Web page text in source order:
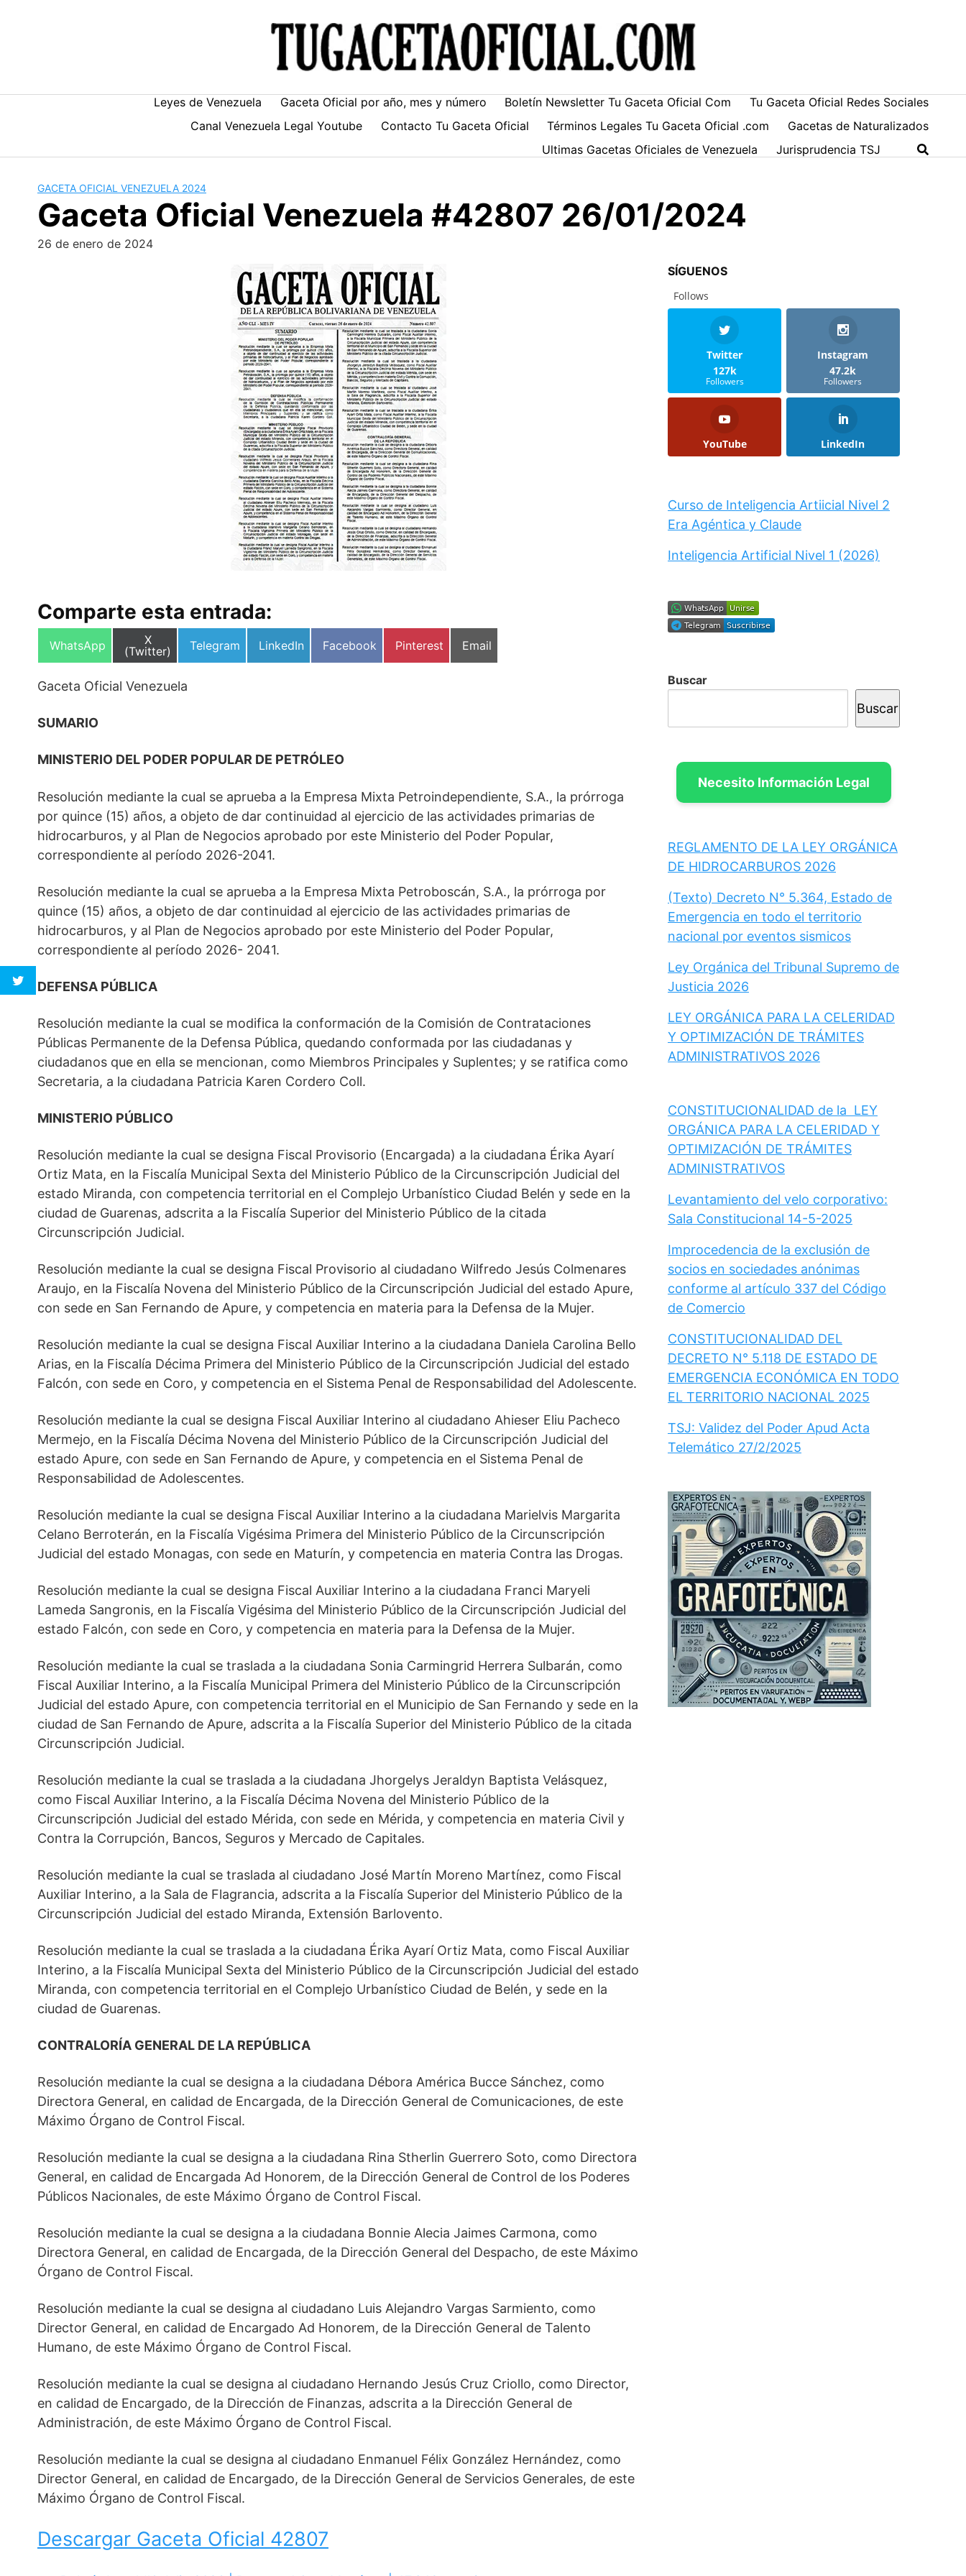
Leyes de Venezuela Gaceta Oficial por año, mes y número Boletín Newsletter Tu Gaceta Oficial Com
Tu Gaceta Oficial Redes Sociales
Canal Venezuela Legal Youtube
Contacto Tu Gaceta Oficial Términos Legales Tu Gaceta Oficial .com
Gacetas de Naturalizados
Ultimas Gacetas Oficiales de Venezuela
Jurisprudencia TSJ
GACETA OFICIAL VENEZUELA 2024
Gaceta Oficial Venezuela #42807 26/01/2024
26 de enero de 2024
Comparte esta entrada:
Compartir
WhatsApp
Compartir
en
X
(Twitter)
Compartir
Telegram
Compartir
LinkedIn
Compartir
Facebook
Compartir
Pinterest
Compartir
Email
Gaceta Oficial Venezuela
SUMARIO
MINISTERIO DEL PODER POPULAR DE PETRÓLEO
Resolución mediante la cual se aprueba a la Empresa Mixta Petroindependiente, S.A., la prórroga
por quince (15) años, a objeto de dar continuidad al ejercicio de las actividades primarias de
hidrocarburos, y al Plan de Negocios aprobado por este Ministerio del Poder Popular,
correspondiente al período 2026-2041.
Resolución mediante la cual se aprueba a la Empresa Mixta Petroboscán, S.A., la prórroga por
quince (15) años, a objeto de dar continuidad al ejercicio de las actividades primarias de
hidrocarburos, y al Plan de Negocios aprobado por este Ministerio del Poder Popular,
correspondiente al período 2026- 2041.
DEFENSA PÚBLICA
Resolución mediante la cual se modifica la conformación de la Comisión de Contrataciones
Públicas Permanente de la Defensa Pública, quedando conformada por las ciudadanas y
ciudadanos que en ella se mencionan, como Miembros Principales y Suplentes; y se ratifica como
Secretaria, a la ciudadana Patricia Karen Cordero Coll.
MINISTERIO PÚBLICO
Resolución mediante la cual se designa Fiscal Provisorio (Encargada) a la ciudadana Érika Ayarí
Ortiz Mata, en la Fiscalía Municipal Sexta del Ministerio Público de la Circunscripción Judicial del
estado Miranda, con competencia territorial en el Complejo Urbanístico Ciudad Belén y sede en la
ciudad de Guarenas, adscrita a la Fiscalía Superior del Ministerio Público de la citada
Circunscripción Judicial.
Resolución mediante la cual se designa Fiscal Provisorio al ciudadano Wilfredo Jesús Colmenares
Araujo, en la Fiscalía Novena del Ministerio Público de la Circunscripción Judicial del estado Apure,
con sede en San Fernando de Apure, y competencia en materia para la Defensa de la Mujer.
Resolución mediante la cual se designa Fiscal Auxiliar Interino a la ciudadana Daniela Carolina Bello
Arias, en la Fiscalía Décima Primera del Ministerio Público de la Circunscripción Judicial del estado
Falcón, con sede en Coro, y competencia en el Sistema Penal de Responsabilidad del Adolescente.
Resolución mediante la cual se designa Fiscal Auxiliar Interino al ciudadano Ahieser Eliu Pacheco
Mermejo, en la Fiscalía Décima Novena del Ministerio Público de la Circunscripción Judicial del
estado Apure, con sede en San Fernando de Apure, y competencia en el Sistema Penal de
Responsabilidad de Adolescentes.
Resolución mediante la cual se designa Fiscal Auxiliar Interino a la ciudadana Marielvis Margarita
Celano Berroterán, en la Fiscalía Vigésima Primera del Ministerio Público de la Circunscripción
Judicial del estado Monagas, con sede en Maturín, y competencia en materia Contra las Drogas.
Resolución mediante la cual se designa Fiscal Auxiliar Interino a la ciudadana Franci Maryeli
Lameda Sangronis, en la Fiscalía Vigésima del Ministerio Público de la Circunscripción Judicial del
estado Falcón, con sede en Coro, y competencia en materia para la Defensa de la Mujer.
Resolución mediante la cual se traslada a la ciudadana Sonia Carmingrid Herrera Sulbarán, como
Fiscal Auxiliar Interino, a la Fiscalía Municipal Primera del Ministerio Público de la Circunscripción
Judicial del estado Apure, con competencia territorial en el Municipio de San Fernando y sede en la
ciudad de San Fernando de Apure, adscrita a la Fiscalía Superior del Ministerio Público de la citada
Circunscripción Judicial.
Resolución mediante la cual se traslada a la ciudadana Jhorgelys Jeraldyn Baptista Velásquez,
como Fiscal Auxiliar Interino, a la Fiscalía Décima Novena del Ministerio Público de la
Circunscripción Judicial del estado Mérida, con sede en Mérida, y competencia en materia Civil y
Contra la Corrupción, Bancos, Seguros y Mercado de Capitales.
Resolución mediante la cual se traslada al ciudadano José Martín Moreno Martínez, como Fiscal
Auxiliar Interino, a la Sala de Flagrancia, adscrita a la Fiscalía Superior del Ministerio Público de la
Circunscripción Judicial del estado Miranda, Extensión Barlovento.
Resolución mediante la cual se traslada a la ciudadana Érika Ayarí Ortiz Mata, como Fiscal Auxiliar
Interino, a la Fiscalía Municipal Sexta del Ministerio Público de la Circunscripción Judicial del estado
Miranda, con competencia territorial en el Complejo Urbanístico Ciudad de Belén, y sede en la
ciudad de Guarenas.
CONTRALORÍA GENERAL DE LA REPÚBLICA
Resolución mediante la cual se designa a la ciudadana Débora América Bucce Sánchez, como
Directora General, en calidad de Encargada, de la Dirección General de Comunicaciones, de este
Máximo Órgano de Control Fiscal.
Resolución mediante la cual se designa a la ciudadana Rina Stherlin Guerrero Soto, como Directora
General, en calidad de Encargada Ad Honorem, de la Dirección General de Control de los Poderes
Públicos Nacionales, de este Máximo Órgano de Control Fiscal.
Resolución mediante la cual se designa a la ciudadana Bonnie Alecia Jaimes Carmona, como
Directora General, en calidad de Encargada, de la Dirección General del Despacho, de este Máximo
Órgano de Control Fiscal.
Resolución mediante la cual se designa al ciudadano Luis Alejandro Vargas Sarmiento, como
Director General, en calidad de Encargado Ad Honorem, de la Dirección General de Talento
Humano, de este Máximo Órgano de Control Fiscal.
Resolución mediante la cual se designa al ciudadano Hernando Jesús Cruz Criollo, como Director,
en calidad de Encargado, de la Dirección de Finanzas, adscrita a la Dirección General de
Administración, de este Máximo Órgano de Control Fiscal.
Resolución mediante la cual se designa al ciudadano Enmanuel Félix González Hernández, como
Director General, en calidad de Encargado, de la Dirección General de Servicios Generales, de este
Máximo Órgano de Control Fiscal.
Descargar Gaceta Oficial 42807
SÍGUENOS
Follows
Twitter
127k
Followers
Instagram
47.2k
Followers
YouTube LinkedIn
Curso de Inteligencia Artiicial Nivel 2
Era Agéntica y Claude
Inteligencia Artificial Nivel 1 (2026)
Buscar
Buscar
Necesito Información Legal
REGLAMENTO DE LA LEY ORGÁNICA
DE HIDROCARBUROS 2026
(Texto) Decreto N° 5.364, Estado de
Emergencia en todo el territorio
nacional por eventos sismicos
Ley Orgánica del Tribunal Supremo de
Justicia 2026
LEY ORGÁNICA PARA LA CELERIDAD
Y OPTIMIZACIÓN DE TRÁMITES
ADMINISTRATIVOS 2026
CONSTITUCIONALIDAD de la LEY
ORGÁNICA PARA LA CELERIDAD Y
OPTIMIZACIÓN DE TRÁMITES
ADMINISTRATIVOS
Levantamiento del velo corporativo:
Sala Constitucional 14-5-2025
Improcedencia de la exclusión de
socios en sociedades anónimas
conforme al artículo 337 del Código
de Comercio
CONSTITUCIONALIDAD DEL
DECRETO N° 5.118 DE ESTADO DE
EMERGENCIA ECONÓMICA EN TODO
EL TERRITORIO NACIONAL 2025
TSJ: Validez del Poder Apud Acta
Telemático 27/2/2025